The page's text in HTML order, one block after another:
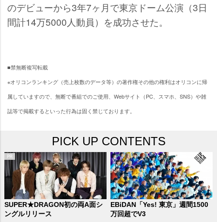
のデビューから3年7ヶ月で東京ドーム公演（3日
間計14万5000人動員）を成功させた。
■禁無断複写転載
※オリコンランキング（売上枚数のデータ等）の著作権その他の権利はオリコンに帰
属していますので、無断で番組でのご使用、Webサイト（PC、スマホ、SNS）や雑
誌等で掲載するといった行為は固く禁じております。
PICK UP CONTENTS
SUPER★DRAGON初の両A面シ
ングルリリース
EBiDAN「Yes! 東京」週間1500
万回超でV3